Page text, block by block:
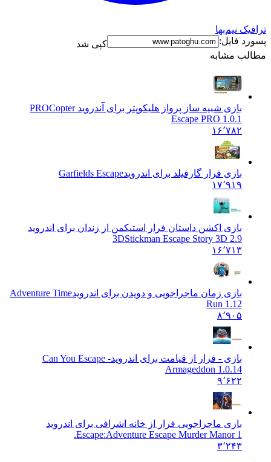
نیم‌بها
فایل:
کپی شد
مشابه
بازی شبیه ساز پرواز هليكوپتر برای آندروید PRO Copter
Escape PRO 1.0.1
۱۶٬۷۸۲
بازی فرار گارفیلد برای اندروید Garfields Escape
۱۷٬۹۱۹
بازی اکشن داستان فرار استیکمن از زندان برای اندروید
3DStickman Escape Story 3D 2.9
۱۶٬۷۱۳
بازی زمان ماجراجویی و دویدن برای اندروید Adventure Time
Run 1.12
بازی - فرار از قیامت برای اندروید Can You Escape -
Armageddon 1.0.14
بازی ماجراجویی فرار از خانه اشرافی برای اندروید
Escape:Adventure Escape Murder Manor 1.